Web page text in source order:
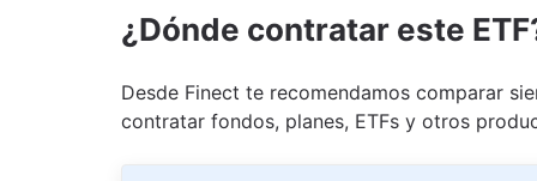
¿Dónde contratar este
Desde Finect te recomendamos comparar
contratar fondos, planes, ETFs y otros